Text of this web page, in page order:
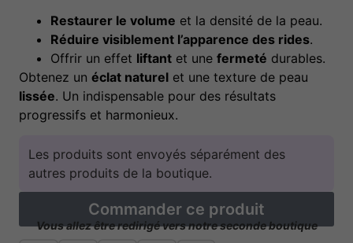
Restaurer le volume et la densité de la peau.
Réduire visiblement l’apparence des rides.
Offrir un effet liftant et une fermeté durables.
Obtenez un éclat naturel et une texture de peau
lissée. Un indispensable pour des résultats
progressifs et harmonieux.
Les produits sont envoyés séparément des
autres produits de la boutique.
Commander ce produit
Vous allez être redirigé vers notre seconde boutique